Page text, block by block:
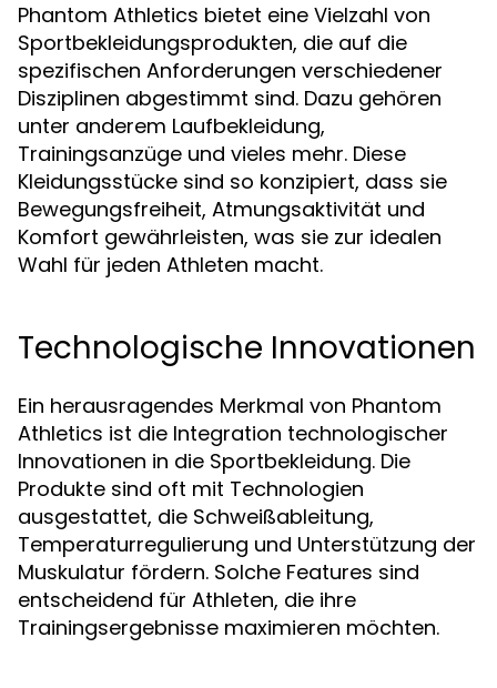
Phantom Athletics bietet eine Vielzahl von
Sportbekleidungsprodukten, die auf die
spezifischen Anforderungen verschiedener
Disziplinen abgestimmt sind. Dazu gehören
unter anderem Laufbekleidung,
Trainingsanzüge und vieles mehr. Diese
Kleidungsstücke sind so konzipiert, dass sie
Bewegungsfreiheit, Atmungsaktivität und
Komfort gewährleisten, was sie zur idealen
Wahl für jeden Athleten macht.
Technologische Innovationen
Ein herausragendes Merkmal von Phantom
Athletics ist die Integration technologischer
Innovationen in die Sportbekleidung. Die
Produkte sind oft mit Technologien
ausgestattet, die Schweißableitung,
Temperaturregulierung und Unterstützung der
Muskulatur fördern. Solche Features sind
entscheidend für Athleten, die ihre
Trainingsergebnisse maximieren möchten.